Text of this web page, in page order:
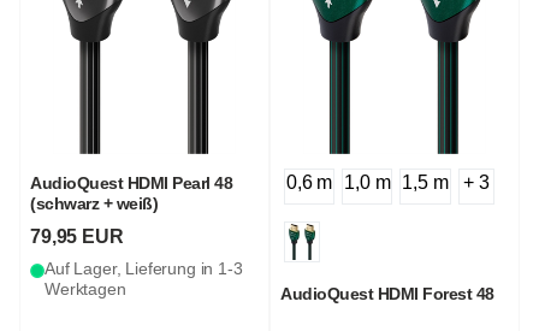
AudioQuest HDMI Pearl 48
(schwarz + weiß)
79,95 EUR
Auf Lager, Lieferung in 1-3
Werktagen
0,6 m 1,0 m 1,5 m + 3
AudioQuest HDMI Forest 48